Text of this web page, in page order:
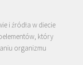
i źródła w diecie
który
organizmu